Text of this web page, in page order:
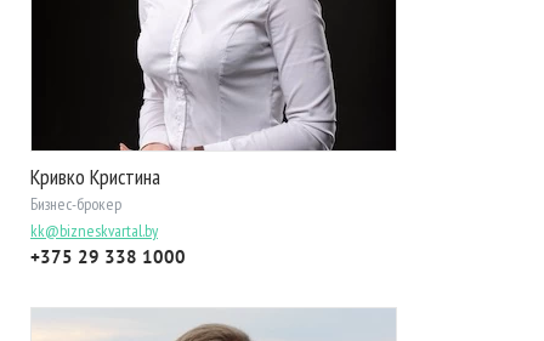
Кривко Кристина
Бизнес-брокер
kk@bizneskvartal.by
+375 29 338 1000